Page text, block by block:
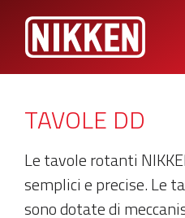
TAVOLE DD
Le tavole rotanti
semplici e precise. Le
sono dotate di